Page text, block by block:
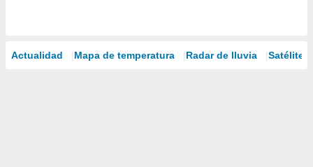
Actualidad Mapa de temperatura Radar de lluvia Satélites